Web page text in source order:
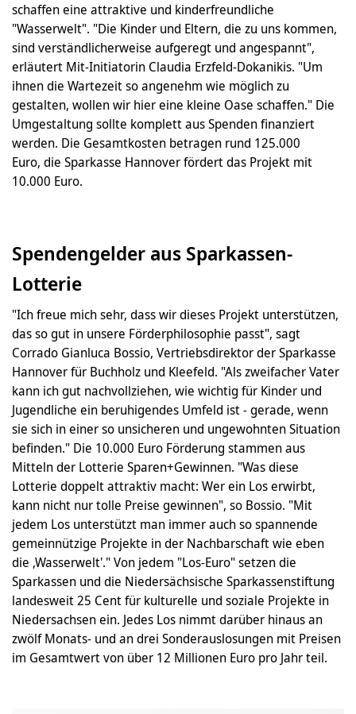
schaffen eine attraktive und kinderfreundliche
"Wasserwelt". "Die Kinder und Eltern, die zu uns kommen,
sind verständlicherweise aufgeregt und angespannt",
erläutert Mit-Initiatorin Claudia Erzfeld-Dokanikis. "Um
ihnen die Wartezeit so angenehm wie möglich zu
gestalten, wollen wir hier eine kleine Oase schaffen." Die
Umgestaltung sollte komplett aus Spenden finanziert
werden. Die Gesamtkosten betragen rund 125.000
Euro, die Sparkasse Hannover fördert das Projekt mit
10.000 Euro.
Spendengelder aus Sparkassen-
Lotterie
"Ich freue mich sehr, dass wir dieses Projekt unterstützen,
das so gut in unsere Förderphilosophie passt", sagt
Corrado Gianluca Bossio, Vertriebsdirektor der Sparkasse
Hannover für Buchholz und Kleefeld. "Als zweifacher Vater
kann ich gut nachvollziehen, wie wichtig für Kinder und
Jugendliche ein beruhigendes Umfeld ist - gerade, wenn
sie sich in einer so unsicheren und ungewohnten Situation
befinden." Die 10.000 Euro Förderung stammen aus
Mitteln der Lotterie Sparen+Gewinnen. "Was diese
Lotterie doppelt attraktiv macht: Wer ein Los erwirbt,
kann nicht nur tolle Preise gewinnen", so Bossio. "Mit
jedem Los unterstützt man immer auch so spannende
gemeinnützige Projekte in der Nachbarschaft wie eben
die ,Wasserwelt'." Von jedem "Los-Euro" setzen die
Sparkassen und die Niedersächsische Sparkassenstiftung
landesweit 25 Cent für kulturelle und soziale Projekte in
Niedersachsen ein. Jedes Los nimmt darüber hinaus an
zwölf Monats- und an drei Sonderauslosungen mit Preisen
im Gesamtwert von über 12 Millionen Euro pro Jahr teil.